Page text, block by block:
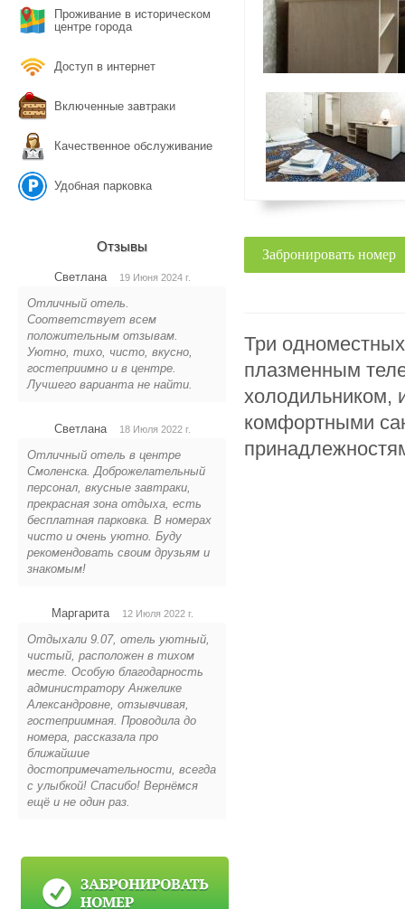
Проживание в историческом
центре города
Доступ в интернет
Включенные завтраки
Качественное обслуживание
Удобная парковка
Отзывы
Светлана 19 Июня 2024 г.
Отличный отель.
Соответствует всем
положительным отзывам.
Уютно, тихо, чисто, вкусно,
гостеприимно и в центре.
Лучшего варианта не найти.
Светлана 18 Июля 2022 г.
Отличный отель в центре
Смоленска. Доброжелательный
персонал, вкусные завтраки,
прекрасная зона отдыха, есть
бесплатная парковка. В номерах
чисто и очень уютно. Буду
рекомендовать своим друзьям и
знакомым!
Маргарита 12 Июля 2022 г.
Отдыхали 9.07, отель уютный,
чистый, расположен в тихом
месте. Особую благодарность
администратору Анжелике
Александровне, отзывчивая,
гостеприимная. Проводила до
номера, рассказала про
ближайшие
достопримечательности, всегда
с улыбкой! Спасибо! Вернёмся
ещё и не один раз.
Забронировать номер
Три
плазменным
холодильником,
комфортными